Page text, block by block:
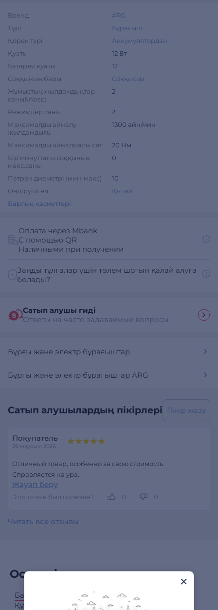
Бренд
ARG
Түрі
Бұрағыш
Қорек түрі
Аккумулятордан
Қуаты
12 Вт
Батарея қуаты
12
Соққының бары
Соққысыз
Жұмыстың жылдамдықтар
саны&nbsp;
2
Режимдер саны
2
Максималды айналу
жылдамдығы
1300 айн/мин
Максималды айналмалы сәт
20 Нм
Бір минуттағы соққының
макс.саны
0
Патрон диаметрі (мин-макс)
10
Өндіруші ел
Қытай
Барлық қасиеттері
Оплата через Mbank
С помощью QR
Наличными при получении
Заңды тұлғалар үшін төлем шотын қалай алуға
болады?
Сатып алушы гиді
Ответы на часто задаваемые вопросы
Бұрғы және электр бұрағыштар
Бұрғы және электр бұрағыштар ARG
Сатып алушылардың пікірлері Пікір жазу
Покупатель
29 маусым 2026
Отличный товар, особенно за свою стоимость.
Справляется на ура.
Жауап беру
Этот отзыв был полезен? 0 0
Читать все отзывы
Осы өніммен сатып алдым
Барлық категориялар
Құрал-саймандар жиынтығы